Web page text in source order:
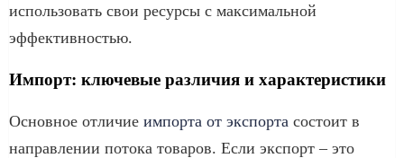
использовать свои ресурсы с максимальной
эффективностью.
Импорт: ключевые различия и характеристики
Основное отличие импорта от экспорта состоит в
направлении потока товаров. Если экспорт – это